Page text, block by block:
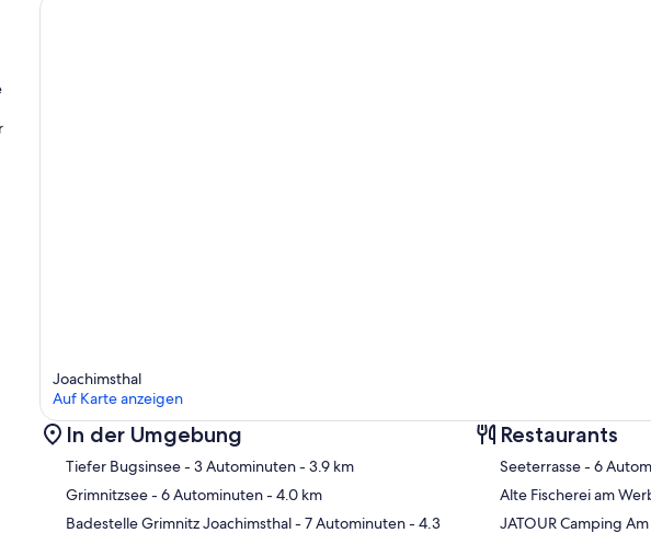
Joachimsthal
Auf Karte anzeigen
In der Umgebung
Tiefer Bugsinsee- 3 Autominuten- 3.9 km
Grimnitzsee- 6 Autominuten- 4.0 km
Badestelle Grimnitz Joachimsthal- 7 Autominuten- 4.3
Restaurants
‪Seeterrasse -
‪JATOUR Camping